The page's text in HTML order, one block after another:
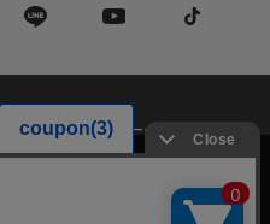
サステナブルマークについて
引法・古物営業法に基づく表記
ンツの最適な提供、トラフィック
す。